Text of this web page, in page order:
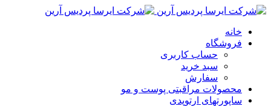
خانه
فروشگاه
حساب کاربری
سبد خرید
سفارش
محصولات مراقبتی پوست و مو
ساپورتهای ارتوپدی